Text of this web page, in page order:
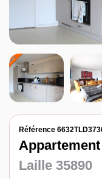
Notre
Contact
Référence
Laille 35890